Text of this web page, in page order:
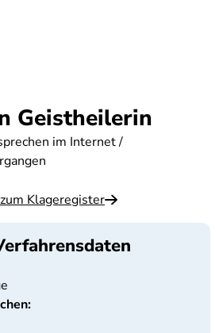
Geistheilerin
im Internet /
Klageregister